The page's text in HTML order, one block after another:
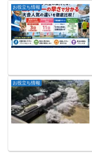
お役立ち情報
お役立ち情報